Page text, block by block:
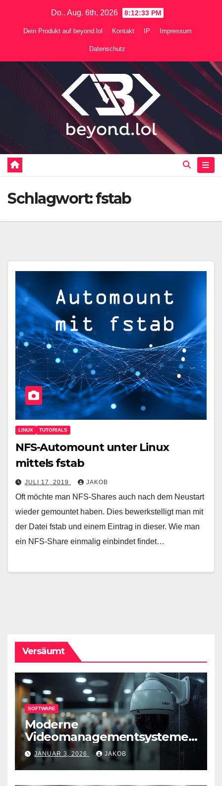
Do.. Aug. 6th, 2026 8:12:34 PM
Dein Produkt auf beyond.lol Kontakt IP Impressum
Datenschutz
Schlagwort:fstab
LINUX TUTORIALS
NFS-Automount unter Linux
mittels fstab
JULI 17, 2019 JAKOB
Oft möchte man NFS-Shares auch nach dem Neustart
wieder gemountet haben. Dies bewerkstelligt man mit
der Datei fstab und einem Eintrag in dieser. Wie man
ein NFS-Share einmalig einbindet findet…
Versäumt
SOFTWARE
Moderne
Videomanagementsysteme
(VMS) – mehr als nur
Überwachungswerkzeuge
JANUAR 3, 2026 JAKOB